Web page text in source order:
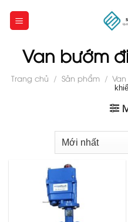
Van bướm
Trang chủ / Sản phẩm /